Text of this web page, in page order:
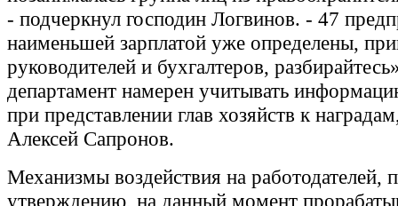
- подчеркнул господин Логвинов. - 47
наименьшей зарплатой уже определены,
руководителей и бухгалтеров,
департамент намерен учитывать
при представлении глав хозяйств к
Алексей Сапронов.
Механизмы воздействия на работодателей,
утверждению, на данный момент